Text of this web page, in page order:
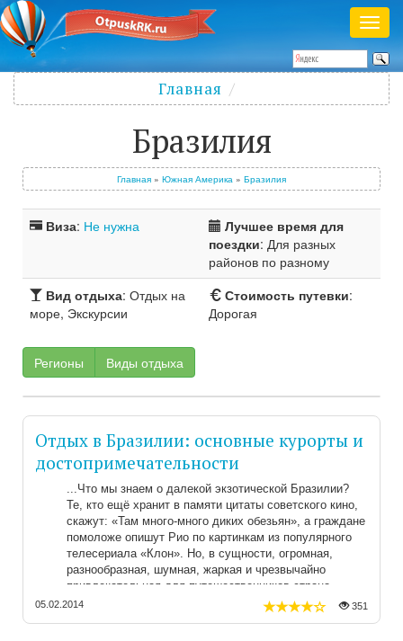
Полезный журнал о путешествиях
меню
Главная
Бразилия
Главная » Южная Америка » Бразилия
Виза: Не нужна
Лучшее время для
поездки: Для разных
районов по разному
Вид отдыха: Отдых на
море, Экскурсии
Стоимость путевки:
Дорогая
Регионы Виды отдыха
Отдых в Бразилии: основные курорты и
достопримечательности
Что мы знаем о далекой экзотической Бразилии?
Те, кто ещё хранит в памяти цитаты советского кино,
скажут: «Там много-много диких обезьян», а граждане
помоложе опишут Рио по картинкам из популярного
телесериала «Клон». Но, в сущности, огромная,
разнообразная, шумная, жаркая и чрезвычайно
привлекательная для путешественников страна
остается для нас загадочной и неизведанной.
351
05.02.2014